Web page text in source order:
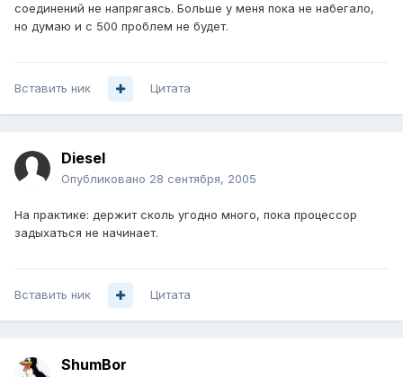
соединений не напрягаясь. Больше у меня пока не набегало,
но думаю и с 500 проблем не будет.
Вставить ник Цитата
Diesel
Опубликовано 28 сентября, 2005
На практике: держит сколь угодно много, пока процессор
задыхаться не начинает.
Вставить ник Цитата
ShumBor